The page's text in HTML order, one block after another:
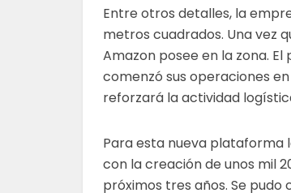
Entre otros detalles, la
metros cuadrados. Una vez
Amazon posee en la zona.
comenzó sus operaciones
reforzará la actividad
Para esta nueva plataforma
con la creación de unos mil
próximos tres años. Se